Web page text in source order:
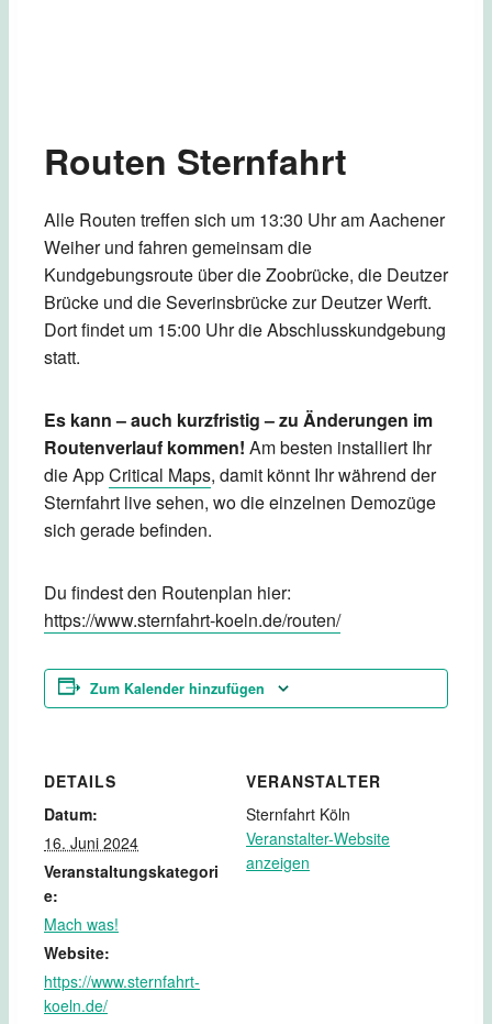
Routen Sternfahrt
Alle Routen treffen sich um 13:30 Uhr am Aachener
Weiher und fahren gemeinsam die
Kundgebungsroute über die Zoobrücke, die Deutzer
Brücke und die Severinsbrücke zur Deutzer Werft.
Dort findet um 15:00 Uhr die Abschlusskundgebung
statt.
Es kann – auch kurzfristig – zu Änderungen im
Routenverlauf kommen! Am besten installiert Ihr
die AppCritical Maps, damit könnt Ihr während der
Sternfahrt live sehen, wo die einzelnen Demozüge
sich gerade befinden.
Du findest den Routenplan hier:
https://www.sternfahrt-koeln.de/routen/
Zum Kalender hinzufügen
DETAILS
Datum:
16. Juni 2024
Veranstaltungskategori
e:
Mach was!
Website:
https://www.sternfahrt-
koeln.de/
VERANSTALTER
Sternfahrt Köln
Veranstalter-Website
anzeigen